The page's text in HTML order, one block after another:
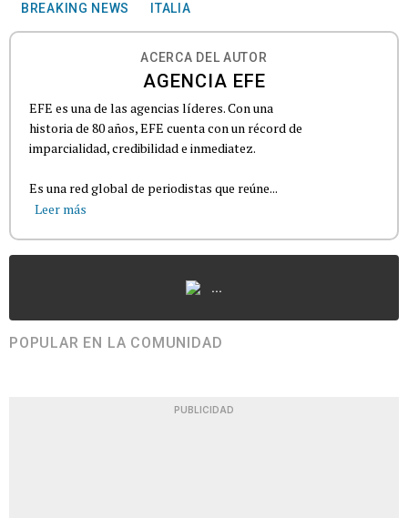
BREAKING NEWS ITALIA
ACERCA DEL AUTOR
AGENCIA EFE
EFE es una de las agencias líderes. Con una
historia de 80 años, EFE cuenta con un récord de
imparcialidad, credibilidad e inmediatez.
Es una red global de periodistas que reúne...
Leer más
...
POPULAR EN LA COMUNIDAD
PUBLICIDAD